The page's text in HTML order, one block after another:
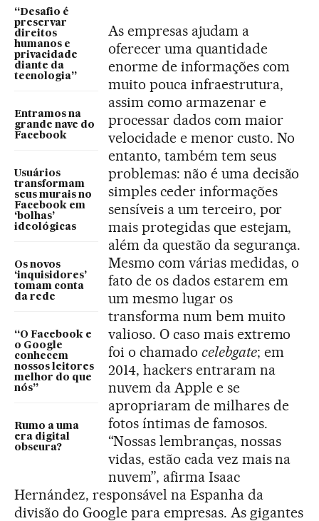
“Desafio é
preservar
direitos
humanos e
privacidade
diante da
tecnologia”
Entramos na
grande nave do
Facebook
Usuários
transformam
seus murais no
Facebook em
‘bolhas’
ideológicas
Os novos
‘inquisidores’
tomam conta
da rede
“O Facebook e
o Google
conhecem
nossos leitores
melhor do que
nós”
Rumo a uma
era digital
obscura?
As empresas ajudam a
oferecer uma quantidade
enorme de informações com
muito pouca infraestrutura,
assim como armazenar e
processar dados com maior
velocidade e menor custo. No
entanto, também tem seus
problemas: não é uma decisão
simples ceder informações
sensíveis a um terceiro, por
mais protegidas que estejam,
além da questão da segurança.
Mesmo com várias medidas, o
fato de os dados estarem em
um mesmo lugar os
transforma num bem muito
valioso. O caso mais extremo
foi o chamado celebgate; em
2014, hackers entraram na
nuvem da Apple e se
apropriaram de milhares de
fotos íntimas de famosos.
“Nossas lembranças, nossas
vidas, estão cada vez mais na
nuvem”, afirma Isaac
Hernández, responsável na Espanha da
divisão do Google para empresas. As gigantes